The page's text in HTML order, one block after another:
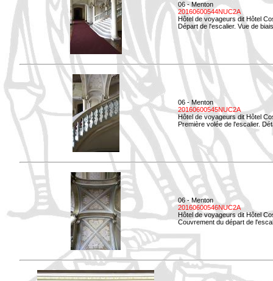
06 - Menton
20160600544NUC2A
Hôtel de voyageurs dit Hôtel
Départ de l'escalier. Vue de
06 - Menton
20160600545NUC2A
Hôtel de voyageurs dit Hôtel
Première volée de l'escalier.
06 - Menton
20160600546NUC2A
Hôtel de voyageurs dit Hôtel
Couvrement du départ de